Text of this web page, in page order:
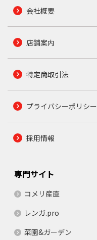
会社概要
店舗案内
特定商取引法
プライバシーポリシー
採用情報
専門サイト
コメリ産直
レンガ.pro
菜園&ガーデン